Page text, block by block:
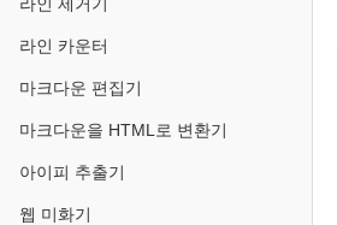
라인 카운터
마크다운 편집기
마크다운을 HTML로 변환기
아이피 추출기
웹 미화기